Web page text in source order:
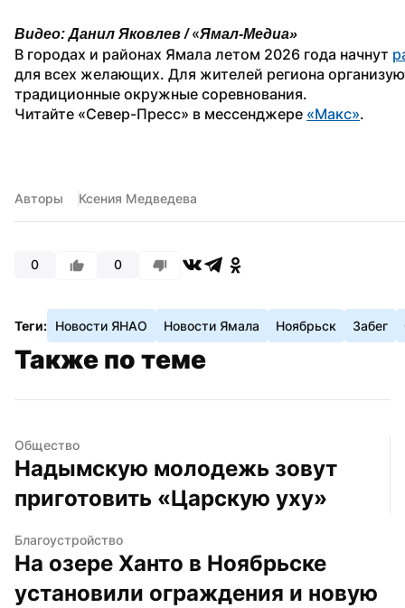
Видео: Данил Яковлев / «Ямал-Медиа»
В городах и районах Ямала летом 2026 года начнут
для всех желающих. Для жителей региона
традиционные окружные соревнования.
Читайте «Север-Пресс» в мессенджере «Макс».
Авторы Ксения Медведева
0 0
Теги: Новости ЯНАО Новости Ямала Ноябрьск Забег
Также по теме
Общество
Надымскую молодежь зовут
приготовить «Царскую уху»
Благоустройство
На озере Ханто в Ноябрьске
установили ограждения и новую